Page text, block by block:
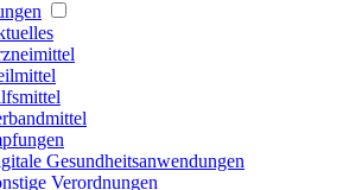
Gesundheitsanwendungen
Verordnungen